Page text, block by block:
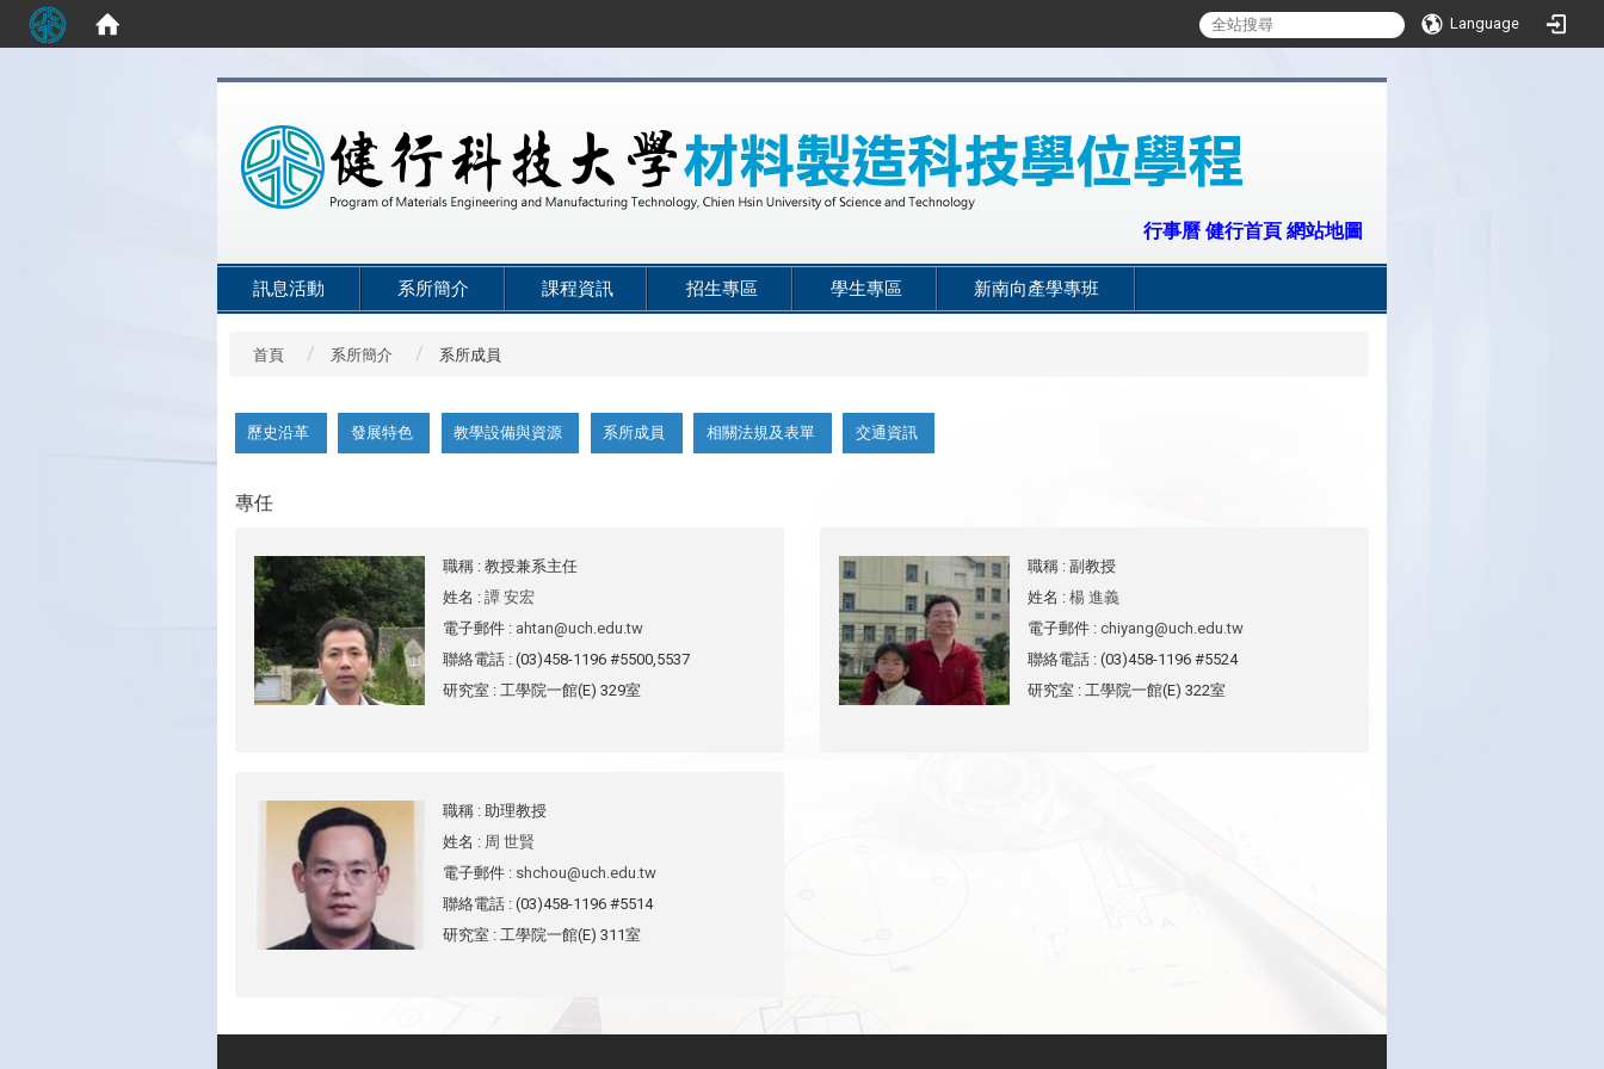
Language
行事曆 健行首頁 網站地圖
訊息活動 系所簡介 課程資訊 招生專區 學生專區 新南向產學專班
首頁 系所簡介 系所成員
歷史沿革 發展特色 教學設備與資源 系所成員 相關法規及表單 交通資訊
專任
職稱 : 教授兼系主任
姓名 : 譚 安宏
電子郵件 : ahtan@uch.edu.tw
聯絡電話 : (03)458-1196 #5500,5537
研究室 : 工學院一館(E) 329室
職稱 : 副教授
姓名 : 楊 進義
電子郵件 : chiyang@uch.edu.tw
聯絡電話 : (03)458-1196 #5524
研究室 : 工學院一館(E) 322室
職稱 : 助理教授
姓名 : 周 世賢
電子郵件 : shchou@uch.edu.tw
聯絡電話 : (03)458-1196 #5514
研究室 : 工學院一館(E) 311室